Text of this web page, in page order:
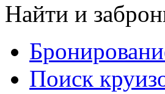
Найти и
Поиск